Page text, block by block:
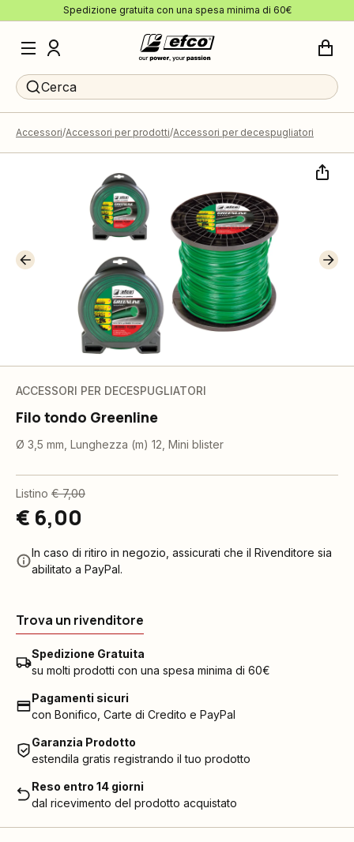
Spedizione gratuita con una spesa minima di 60€
Cerca
Accessori Accessori per prodotti Accessori per decespugliatori
ACCESSORI PER DECESPUGLIATORI
Filo tondo Greenline
Ø 3,5 mm, Lunghezza (m) 12, Mini blister
Listino € 7,00
€ 6,00
In caso di ritiro in negozio, assicurati che il Rivenditore sia
abilitato a PayPal.
Trova un rivenditore
Spedizione Gratuita
su molti prodotti con una spesa minima di 60€
Pagamenti sicuri
con Bonifico, Carte di Credito e PayPal
Garanzia Prodotto
estendila gratis registrando il tuo prodotto
Reso entro 14 giorni
dal ricevimento del prodotto acquistato